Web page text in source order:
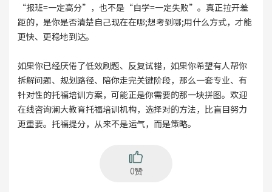
“报班=一定高分”，也不是“自学=一定失败”。真正拉开差
距的，是你是否清楚自己现在在哪;想考到哪;用什么方式，才能
更快、更稳地到达。
如果你已经厌倦了低效刷题、反复试错，如果你希望有人帮你
拆解问题、规划路径、陪你走完关键阶段，那么一套专业、有
针对性的托福培训方案，可能正是你需要的那一块拼图。欢迎
在线咨询澜大教育托福培训机构，选择对的方法，比盲目努力
更重要。托福提分，从来不是运气，而是策略。
0赞